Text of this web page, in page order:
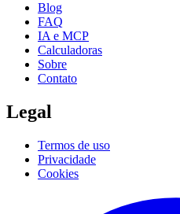
Blog
FAQ
IA e MCP
Calculadoras
Sobre
Contato
Legal
Termos de uso
Privacidade
Cookies